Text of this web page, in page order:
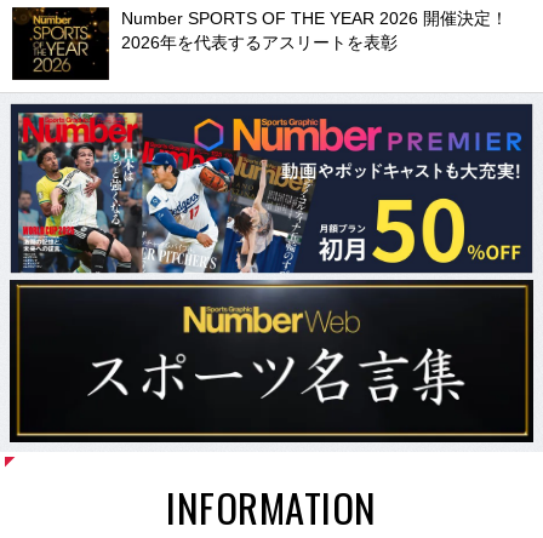
Number SPORTS OF THE YEAR 2026 開催決定！
2026年を代表するアスリートを表彰
INFORMATION